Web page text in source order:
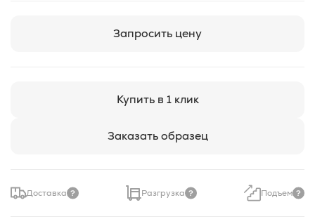
Запросить цену
Купить в 1 клик
Заказать образец
Доставка Разгрузка Подъем